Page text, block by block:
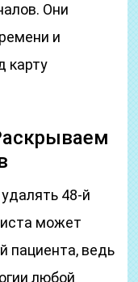
Они
и
карту
48-й
может
пациента, ведь
любой